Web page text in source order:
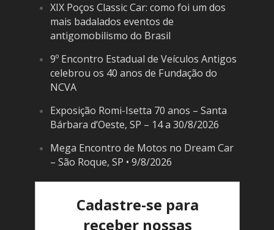
XIX Poços Classic Car: como foi um dos
mais badalados eventos de
antigomobilismo do Brasil
9º Encontro Estadual de Veículos Antigos
celebrou os 40 anos de Fundação do
NCVA
Exposição Romi-Isetta 70 anos – Santa
Bárbara d’Oeste, SP – 14 a 30/8/2026
Mega Encontro de Motos no Dream Car
– São Roque, SP • 9/8/2026